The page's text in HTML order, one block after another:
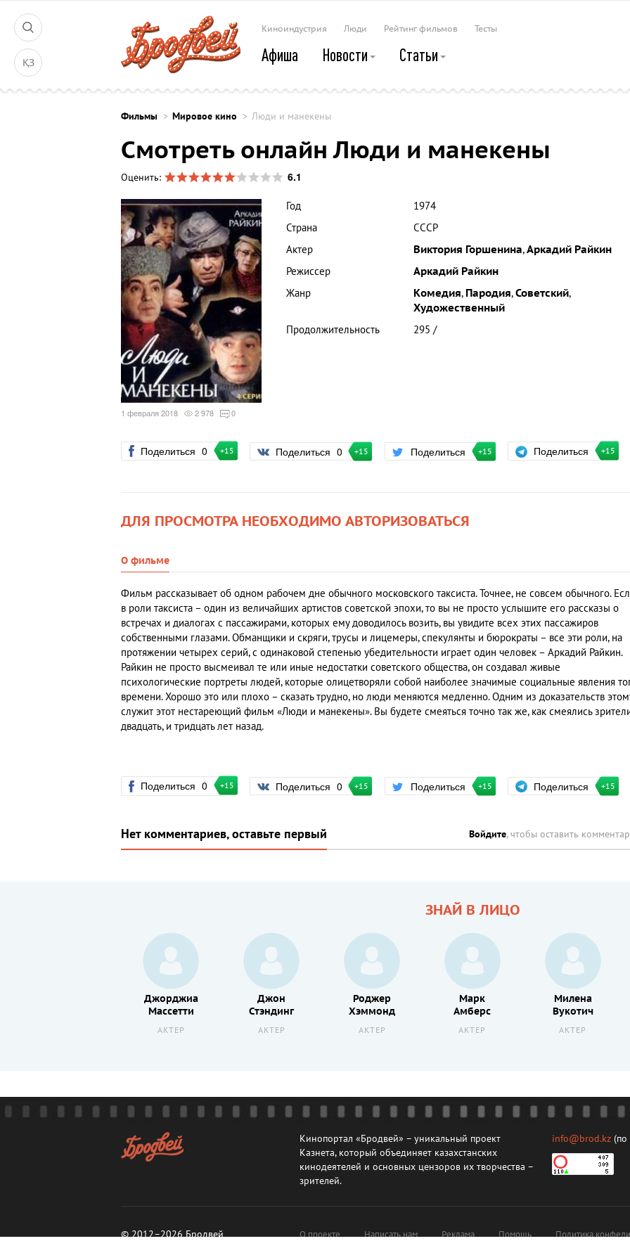
ҚЗ
Киноиндустрия Люди Рейтинг фильмов Тесты
Афиша Новости Статьи
Фильмы Мировое кино Люди и манекены
Смотреть онлайн Люди и манекены
Оценить: 6.1
1 февраля 2018 2 978 0
Год
1974
Страна
СССР
Актер
Виктория Горшенина,Аркадий Райкин
Режиссер
Аркадий Райкин
Жанр
Комедия, Пародия,Советский,
Художественный
Продолжительность
295 /
Поделиться 0 +15 Поделиться 0 +15 Поделиться +15 Поделиться +15
ДЛЯ ПРОСМОТРА НЕОБХОДИМО АВТОРИЗОВАТЬСЯ
О фильме
Фильм рассказывает об одном рабочем дне обычного московского таксиста. Точнее, не совсем обычного.
в роли таксиста – один из величайших артистов советской эпохи, то вы не просто услышите его рассказы о
встречах и диалогах с пассажирами, которых ему доводилось возить, вы увидите всех этих пассажиров
собственными глазами. Обманщики и скряги, трусы и лицемеры, спекулянты и бюрократы – все эти роли, на
протяжении четырех серий, с одинаковой степенью убедительности играет один человек – Аркадий Райкин.
Райкин не просто высмеивал те или иные недостатки советского общества, он создавал живые
психологические портреты людей, которые олицетворяли собой наиболее значимые социальные явления
времени. Хорошо это или плохо – сказать трудно, но люди меняются медленно. Одним из доказательств
служит этот нестареющий фильм «Люди и манекены». Вы будете смеяться точно так же, как смеялись
двадцать, и тридцать лет назад.
Поделиться 0 +15 Поделиться 0 +15 Поделиться +15 Поделиться +15
Нет комментариев, оставьте первый Войдите, чтобы оставить
ЗНАЙ В ЛИЦО
Джорджиа
Массетти
АКТЕР
Джон
Стэндинг
АКТЕР
Роджер
Хэммонд
АКТЕР
Марк
Амберс
АКТЕР
Милена
Вукотич
АКТЕР
Кинопортал «Бродвей» – уникальный проект
Казнета, который объединяет казахстанских
кинодеятелей и основных цензоров их творчества –
зрителей.
info@brod.kz (по
© 2012–2026 Бродвей О проекте Написать нам Реклама Помощь Политика